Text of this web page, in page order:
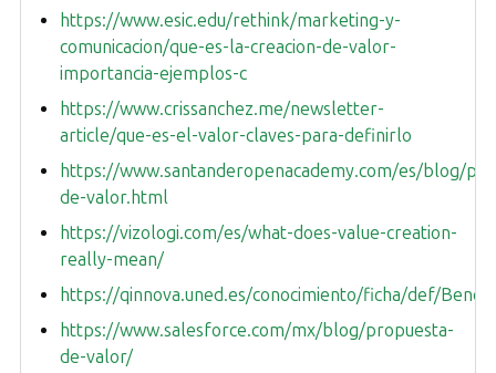
https://www.esic.edu/rethink/marketing-y-
comunicacion/que-es-la-creacion-de-valor-
importancia-ejemplos-c
https://www.crissanchez.me/newsletter-
article/que-es-el-valor-claves-para-definirlo
https://www.santanderopenacademy.com/es/blog/
de-valor.html
https://vizologi.com/es/what-does-value-creation-
really-mean/
https://qinnova.uned.es/conocimiento/ficha/def/
https://www.salesforce.com/mx/blog/propuesta-
de-valor/